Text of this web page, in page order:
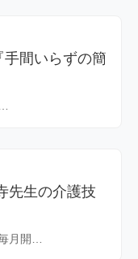
間いらずの簡
先生の介護技
月開…